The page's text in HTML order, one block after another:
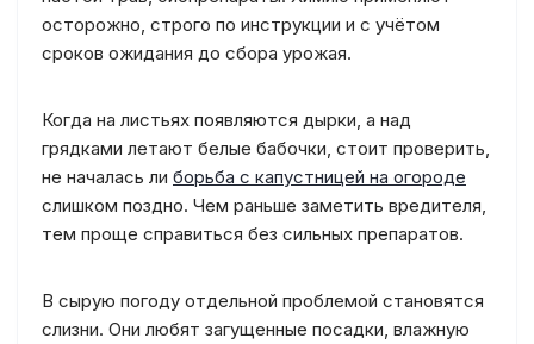
осторожно, строго по инструкции и с учётом
сроков ожидания до сбора урожая.
Когда на листьях появляются дырки, а над
грядками летают белые бабочки, стоит проверить,
не началась ли борьба с капустницей на огороде
слишком поздно. Чем раньше заметить вредителя,
тем проще справиться без сильных препаратов.
В сырую погоду отдельной проблемой становятся
слизни. Они любят загущенные посадки, влажную